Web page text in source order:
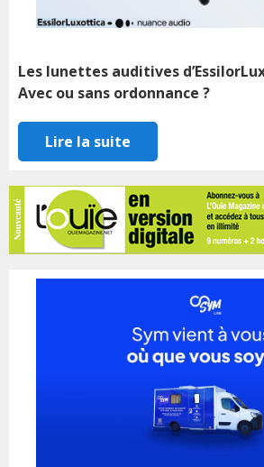
Les lunettes auditives
Avec ou sans ordonnance ?
Lire la suite